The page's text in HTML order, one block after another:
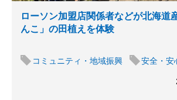
ローソン加盟店関係者などが北海道
んこ」の田植えを体験
コミュニティ・地域振興 安全・安